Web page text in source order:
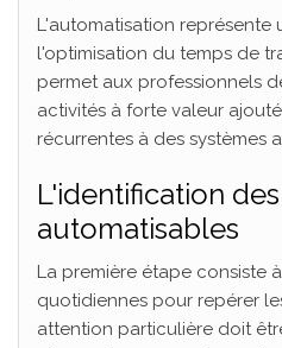
L'automatisation représente
l'optimisation du temps de
permet aux professionnels
activités à forte valeur
récurrentes à des systèmes
L'identification
automatisables
La première étape consiste
quotidiennes pour repérer
attention particulière doit